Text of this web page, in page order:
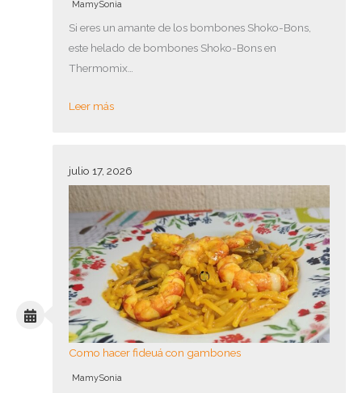
MamySonia
Si eres un amante de los bombones Shoko-Bons,
este helado de bombones Shoko-Bons en
Thermomix…
Leer más
julio 17, 2026
Como hacer fideuá con gambones
MamySonia